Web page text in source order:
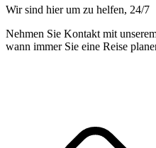
Wir sind hier um zu helfen, 24/7
Nehmen Sie Kontakt mit
wann immer Sie eine Reise